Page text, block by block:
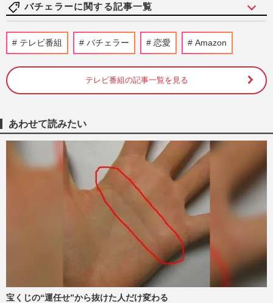
バチェラーに関する記事一覧
千葉雄大&ララランド・サーヤら出演の
Prime Video『セフレと恋人の境界線』、
週刊女性PRIME 2025/8/31
婚調停中に“別な女性”とお忍び海外旅行！
双方弁護士の食い違う離…
週刊女性PRIME
『バチェラー・ジャパン』シーズン5で人
気の大内悠里、キャバ嬢時代の“本当の評
判” グループで表彰「オ…
週刊女性PRIME
4代目バチェラー黄皓の妻が“病み投稿”の
次は「明るい未来があるとは思えない」に
『いいね』で広がる憶測…
週刊女性PRIME
テレビ番組 バチェラー 恋愛 Amazon
テレビ番組の記事一覧を見る
あわせて読みたい
宝くじの“運任せ”から抜けた人だけ変わる